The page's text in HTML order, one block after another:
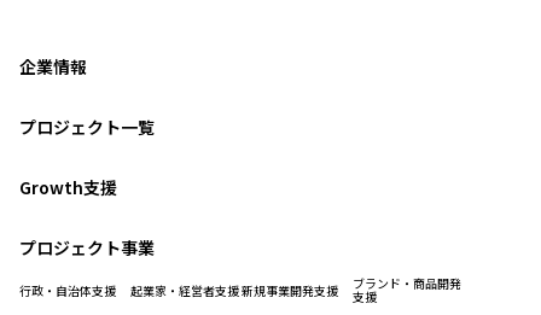
企業情報
プロジェクト一覧
Growth支援
プロジェクト事業
行政・自治体支援 起業家・経営者支援新規事業開発支援 ブランド・商品開発
支援